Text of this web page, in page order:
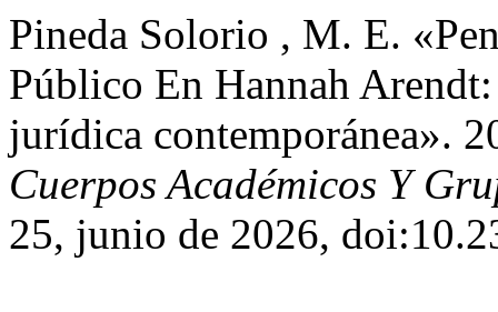
Pineda Solorio , M. E.
Público En Hannah
jurídica contemporánea».
Cuerpos Académicos Y
25, junio de 2026,